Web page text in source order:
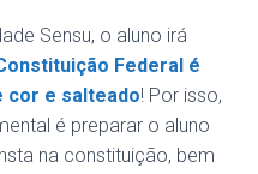
Sensu, o aluno irá
Federal é
cor e salteado! Por isso,
é preparar o aluno
na constituição, bem